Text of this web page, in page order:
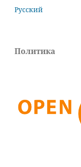
Русский
Политика